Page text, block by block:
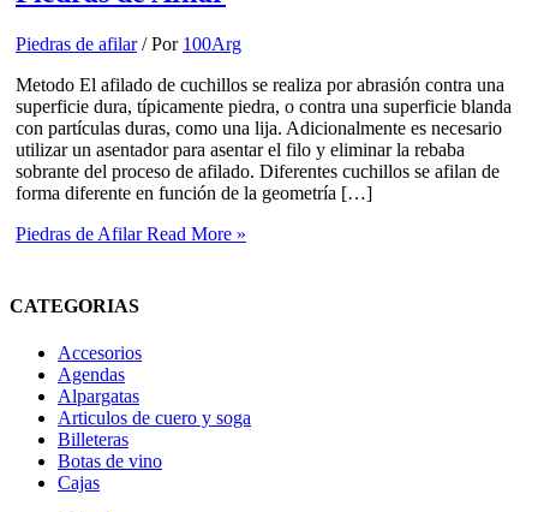
Piedras de afilar/ Por 100Arg
Metodo El afilado de cuchillos se realiza por abrasión contra una
superficie dura, típicamente piedra, o contra una superficie blanda
con partículas duras, como una lija. Adicionalmente es necesario
utilizar un asentador para asentar el filo y eliminar la rebaba
sobrante del proceso de afilado. Diferentes cuchillos se afilan de
forma diferente en función de la geometría […]
Piedras de AfilarRead More »
CATEGORIAS
Accesorios
Agendas
Alpargatas
Articulos de cuero y soga
Billeteras
Botas de vino
Cajas